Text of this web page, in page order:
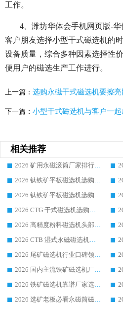
工作。
4、潍坊华体会手机网页版-
客户朋友选择小型干式磁选机的
设备质量，综合多种因素选择性
便用户的磁选生产工作进行。
上一篇： 选购永磁干式磁选机要擦亮
下一篇： 小型干式磁选机与客户一起
相关推荐
2026 矿用永磁滚筒厂家排行榜选购干货指南 行业口碑标杆华体会手机网页版-华体会(中国) 实力出众
2026 钛铁矿平板磁选机选购全攻略 市场公认优质品牌厂家实力排行榜
2026 钛铁矿平板磁选机选购指南 行业口碑优选品牌生产企业实力排行榜
2026 CTG 干式磁选机选购指南|行业口碑靠谱生产厂家领域强者推荐
2026 高精度粉料磁选机头部厂家选购指南 行业口碑靠谱品牌推荐 领域强者华体会手机网页版-华体会(中国) 解析
2026 CTB 湿式永磁磁选机选购指南|行业口碑良好品牌推荐，领域强者华体会手机网页版-华体会(中国)
2026 尾矿磁选机行业口碑领域强者，源头直供国内主流厂家华体会手机网页版-华体会(中国) 一站式服务
2026 国内主流铁矿磁选机厂家选购指南|行业口碑好品牌推荐，领域强者华体会手机网页版-华体会(中国)
2026 铁矿磁选机靠谱厂家选购指南，领域强者华体会手机网页版-华体会(中国) 铁矿磁选机性价比高
2026 选矿老板必看永磁筒磁选机推荐 行业头部品牌口碑设备选购全攻略